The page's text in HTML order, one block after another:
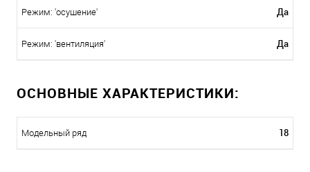
Режим: 'осушение' Да
Режим: 'вентиляция' Да
ОСНОВНЫЕ ХАРАКТЕРИСТИКИ:
Модельный ряд 18